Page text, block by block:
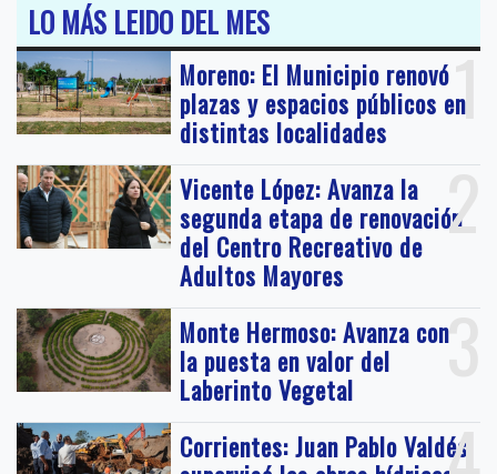
LO MÁS LEIDO DEL MES
1
Moreno: El Municipio renovó
plazas y espacios públicos en
distintas localidades
2
Vicente López: Avanza la
segunda etapa de renovación
del Centro Recreativo de
Adultos Mayores
3
Monte Hermoso: Avanza con
la puesta en valor del
Laberinto Vegetal
Corrientes: Juan Pablo Valdés